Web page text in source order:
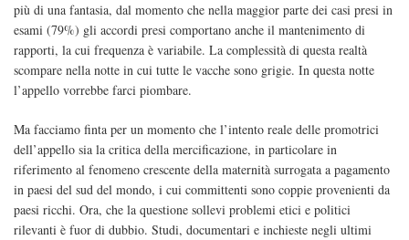
più di una fantasia, dal momento che nella maggior parte dei casi presi in
esami (79%) gli accordi presi comportano anche il mantenimento di
rapporti, la cui frequenza è variabile. La complessità di questa realtà
scompare nella notte in cui tutte le vacche sono grigie. In questa notte
l’appello vorrebbe farci piombare.
Ma facciamo finta per un momento che l’intento reale delle promotrici
dell’appello sia la critica della mercificazione, in particolare in
riferimento al fenomeno crescente della maternità surrogata a pagamento
in paesi del sud del mondo, i cui committenti sono coppie provenienti da
paesi ricchi. Ora, che la questione sollevi problemi etici e politici
rilevanti è fuor di dubbio. Studi, documentari e inchieste negli ultimi